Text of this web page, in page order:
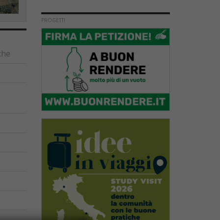
PROGETTI